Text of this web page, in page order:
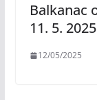
Balkanac
11. 5.
12/05/2025